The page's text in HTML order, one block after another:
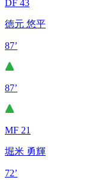
DF 43
徳元 悠平
87’
87’
MF 21
堀米 勇輝
72’